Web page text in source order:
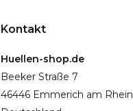
Kontakt
Huellen-shop.de
Beeker Straße 7
46446 Emmerich am Rhein